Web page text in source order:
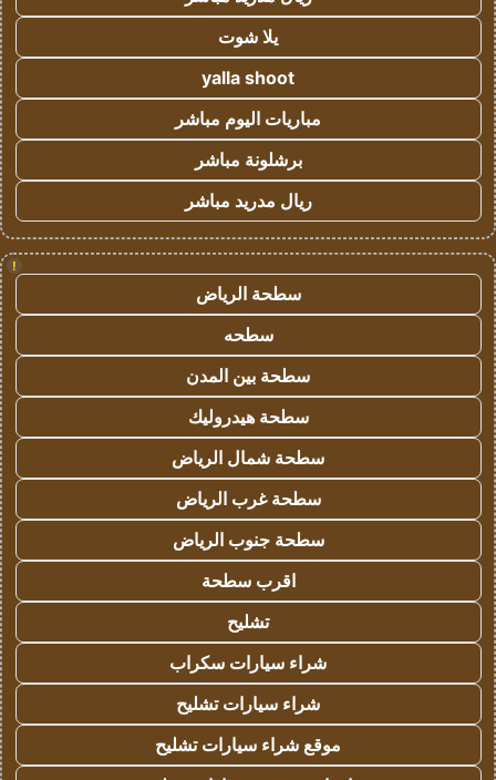
يلا شوت
yalla shoot
مباريات اليوم مباشر
برشلونة مباشر
ريال مدريد مباشر
!
سطحة الرياض
سطحه
سطحة بين المدن
سطحة هيدروليك
سطحة شمال الرياض
سطحة غرب الرياض
سطحة جنوب الرياض
اقرب سطحة
تشليح
شراء سيارات سكراب
شراء سيارات تشليح
موقع شراء سيارات تشليح